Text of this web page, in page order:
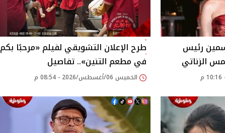
رئيس
الزناتي
طرح الإعلان التشويقي لفيلم «مرحبًا بكم
في مطعم التنين».. تفاصيل
الخميس 06/أغسطس/2026 - 08:54 م